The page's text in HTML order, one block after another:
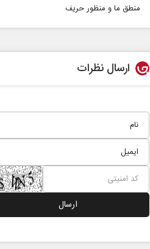
منطق ما و منظور حریف
ارسال نظرات